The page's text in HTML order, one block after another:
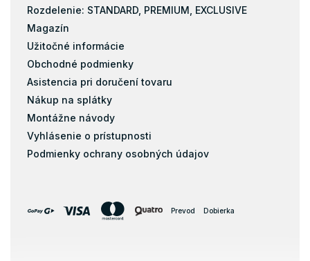
Rozdelenie: STANDARD, PREMIUM, EXCLUSIVE
Magazín
Užitočné informácie
Obchodné podmienky
Asistencia pri doručení tovaru
Nákup na splátky
Montážne návody
Vyhlásenie o prístupnosti
Podmienky ochrany osobných údajov
Prevod Dobierka